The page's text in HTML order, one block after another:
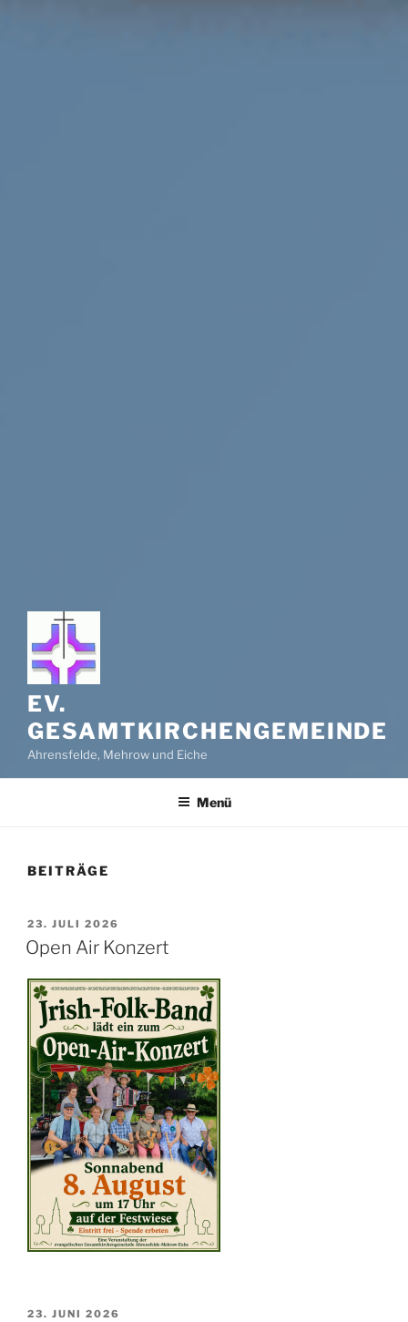
EV.
GESAMTKIRCHENGEMEINDE
Ahrensfelde, Mehrow und Eiche
Menü
BEITRÄGE
VERÖFFENTLICHT
AM
23. JULI 2026
Open Air Konzert
VERÖFFENTLICHT
23. JUNI 2026